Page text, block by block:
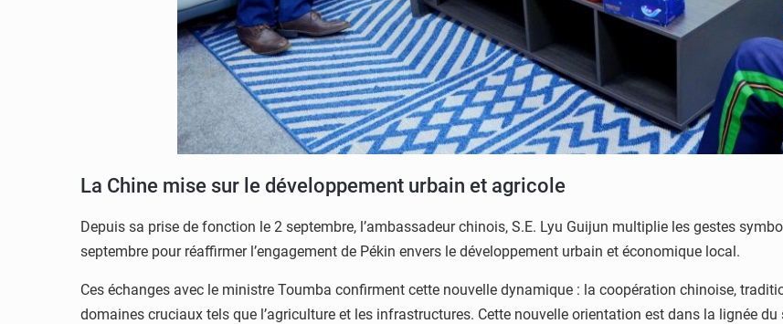
La Chine mise sur le développement urbain et agricole
Depuis sa prise de fonction le 2 septembre, l’ambassadeur chinois, S.E. Lyu Guijun multiplie les gestes
septembre pour réaffirmer l’engagement de Pékin envers le développement urbain et économique local.
Ces échanges avec le ministre Toumba confirment cette nouvelle dynamique : la coopération chinoise,
domaines cruciaux tels que l’agriculture et les infrastructures. Cette nouvelle orientation est dans la lignée